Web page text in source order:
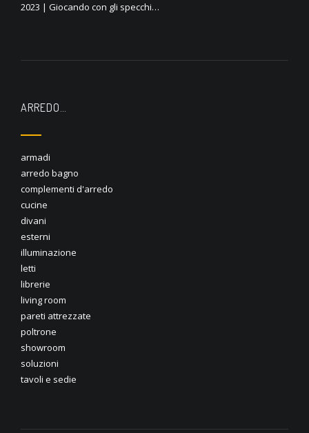
2023 | Giocando con gli specchi…
ARREDO…
armadi
arredo bagno
complementi d'arredo
cucine
divani
esterni
illuminazione
letti
librerie
living room
pareti attrezzate
poltrone
showroom
soluzioni
tavoli e sedie